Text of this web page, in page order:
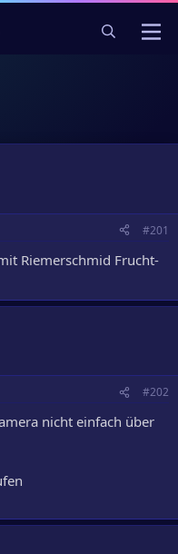
#201
Riemerschmid Frucht-
#202
nicht einfach über